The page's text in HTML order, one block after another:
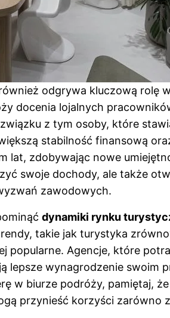
odgrywa kluczową rolę
docenia lojalnych
z tym osoby, które
stabilność finansową
lat, zdobywając nowe
swoje dochody, ale także
zawodowych.
dynamiki rynku
takie jak turystyka
popularne. Agencje, które
lepsze wynagrodzenie swoim
w biurze podróży, pamiętaj,
przynieść korzyści zarówno